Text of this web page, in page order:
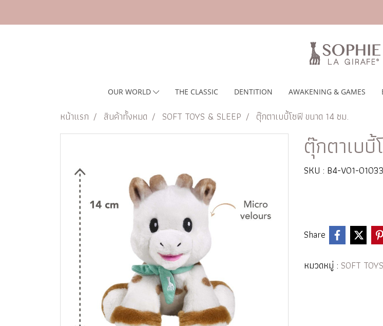
OUR WORLD THE CLASSIC DENTITION AWAKENING & GAMES
หน้าแรก สินค้าทั้งหมด SOFT TOYS & SLEEP ตุ๊กตาเบบี้โซฟี ขนาด 14 ซม.
ตุ๊กตาเบ
SKU : B4-V01-
Share
หมวดหมู่ : SOFT